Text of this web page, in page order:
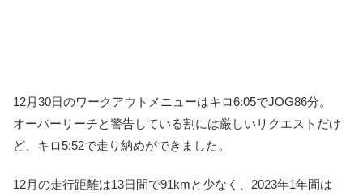
12月30日のワークアウトメニューはキロ6:05でJOG86分。
オーバーリーチと警告している割には厳しいリクエストだけ
ど、キロ5:52で走り納めができました。
12月の走行距離は13日間で91kmと少なく、2023年1年間は